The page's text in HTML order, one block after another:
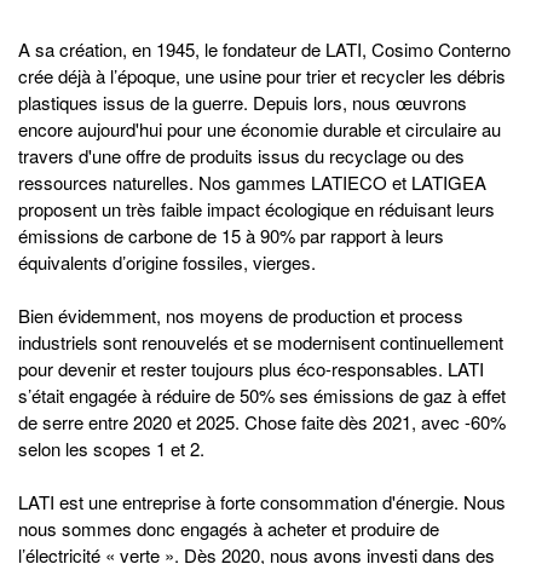
A sa création, en 1945, le fondateur de LATI, Cosimo Conterno
crée déjà à l’époque, une usine pour trier et recycler les débris
plastiques issus de la guerre. Depuis lors, nous œuvrons
encore aujourd'hui pour une économie durable et circulaire au
travers d'une offre de produits issus du recyclage ou des
ressources naturelles. Nos gammes LATIECO et LATIGEA
proposent un très faible impact écologique en réduisant leurs
émissions de carbone de 15 à 90% par rapport à leurs
équivalents d’origine fossiles, vierges.
Bien évidemment, nos moyens de production et process
industriels sont renouvelés et se modernisent continuellement
pour devenir et rester toujours plus éco-responsables. LATI
s’était engagée à réduire de 50% ses émissions de gaz à effet
de serre entre 2020 et 2025. Chose faite dès 2021, avec -60%
selon les scopes 1 et 2.
LATI est une entreprise à forte consommation d'énergie. Nous
nous sommes donc engagés à acheter et produire de
l’électricité « verte ». Dès 2020, nous avons investi dans des